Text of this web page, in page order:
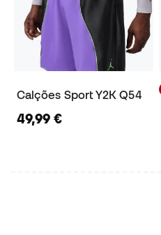
Calções Sport Y2K Q54
49,99 €